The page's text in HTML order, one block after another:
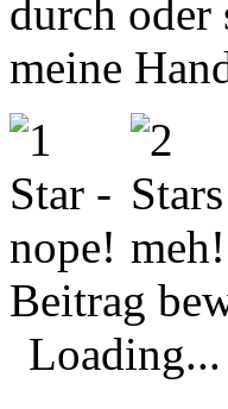
durch oder
meine
Beitrag
Loading...